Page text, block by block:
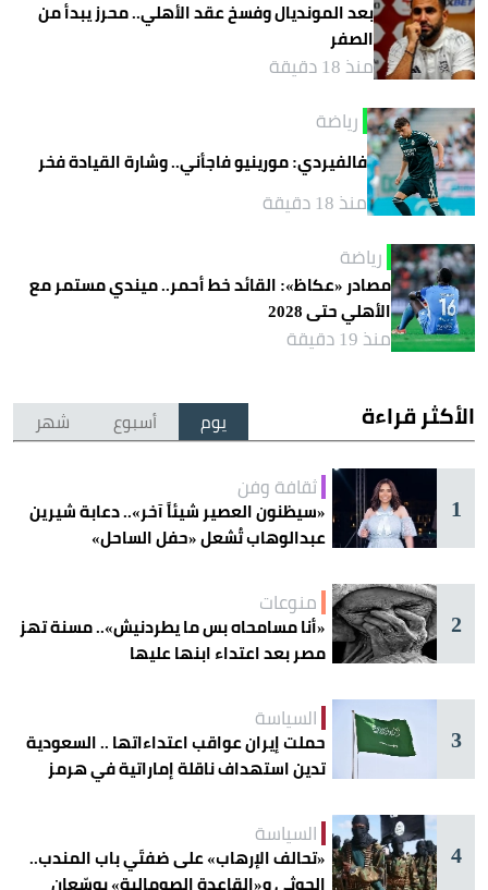
بعد المونديال وفسخ عقد الأهلي.. محرز يبدأ من
الصفر
منذ 18 دقيقة
رياضة
فالفيردي: مورينيو فاجأني.. وشارة القيادة فخر
منذ 18 دقيقة
رياضة
مصادر «عكاظ»: القائد خط أحمر.. ميندي مستمر مع
الأهلي حتى 2028
منذ 19 دقيقة
الأكثر قراءة يوم أسبوع شهر
1
ثقافة وفن
«سيظنون العصير شيئاً آخر».. دعابة شيرين
عبدالوهاب تُشعل «حفل الساحل»
2
منوعات
«أنا مسامحاه بس ما يطردنيش».. مسنة تهز
مصر بعد اعتداء ابنها عليها
3
السياسة
حملت إيران عواقب اعتداءاتها .. السعودية
تدين استهداف ناقلة إماراتية في هرمز
4
السياسة
«تحالف الإرهاب» على ضفتَي باب المندب..